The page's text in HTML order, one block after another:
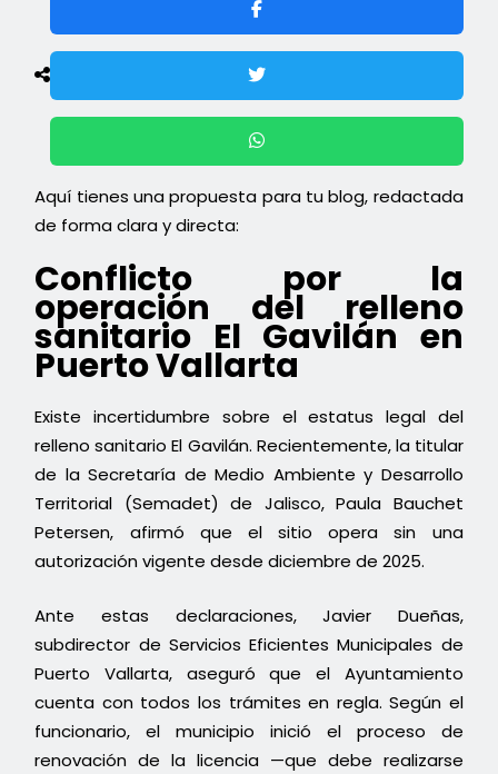
Aquí tienes una propuesta para tu blog, redactada
de forma clara y directa:
Conflicto por la
operación del relleno
sanitario El Gavilán en
Puerto Vallarta
Existe incertidumbre sobre el estatus legal del
relleno sanitario El Gavilán. Recientemente, la titular
de la Secretaría de Medio Ambiente y Desarrollo
Territorial (Semadet) de Jalisco, Paula Bauchet
Petersen, afirmó que el sitio opera sin una
autorización vigente desde diciembre de 2025.
Ante estas declaraciones, Javier Dueñas,
subdirector de Servicios Eficientes Municipales de
Puerto Vallarta, aseguró que el Ayuntamiento
cuenta con todos los trámites en regla. Según el
funcionario, el municipio inició el proceso de
renovación de la licencia —que debe realizarse